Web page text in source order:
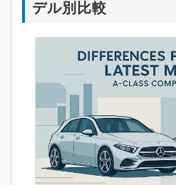
デル別比較